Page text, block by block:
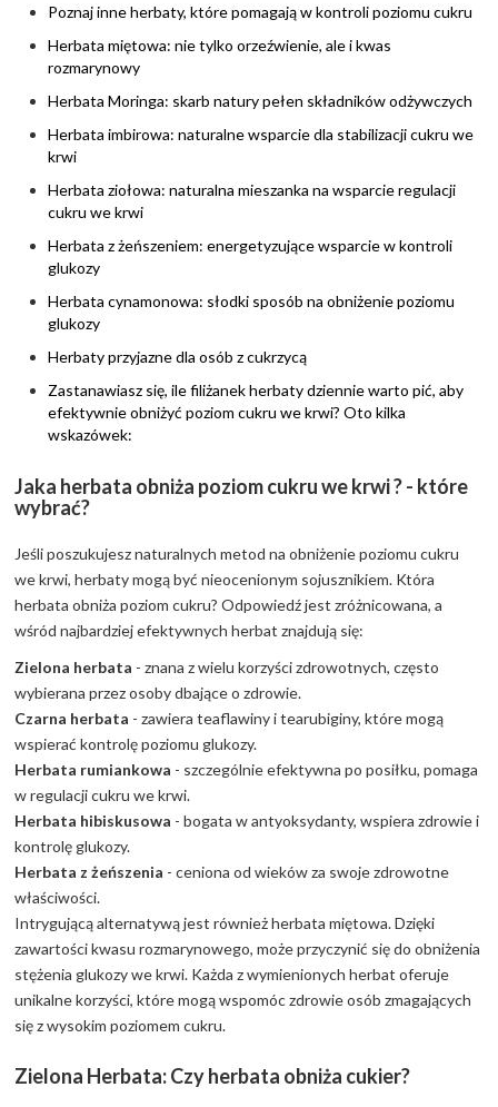
Poznaj inne herbaty, które pomagają w kontroli poziomu cukru
Herbata miętowa: nie tylko orzeźwienie, ale i kwas
rozmarynowy
Herbata Moringa: skarb natury pełen składników odżywczych
Herbata imbirowa: naturalne wsparcie dla stabilizacji cukru we
krwi
Herbata ziołowa: naturalna mieszanka na wsparcie regulacji
cukru we krwi
Herbata z żeńszeniem: energetyzujące wsparcie w kontroli
glukozy
Herbata cynamonowa: słodki sposób na obniżenie poziomu
glukozy
Herbaty przyjazne dla osób z cukrzycą
Zastanawiasz się, ile filiżanek herbaty dziennie warto pić, aby
efektywnie obniżyć poziom cukru we krwi? Oto kilka
wskazówek:
Jaka herbata obniża poziom cukru we krwi ? - które
wybrać?
Jeśli poszukujesz naturalnych metod na obniżenie poziomu cukru
we krwi, herbaty mogą być nieocenionym sojusznikiem. Która
herbata obniża poziom cukru? Odpowiedź jest zróżnicowana, a
wśród najbardziej efektywnych herbat znajdują się:
Zielona herbata - znana z wielu korzyści zdrowotnych, często
wybierana przez osoby dbające o zdrowie.
Czarna herbata - zawiera teaflawiny i tearubiginy, które mogą
wspierać kontrolę poziomu glukozy.
Herbata rumiankowa - szczególnie efektywna po posiłku, pomaga
w regulacji cukru we krwi.
Herbata hibiskusowa - bogata w antyoksydanty, wspiera zdrowie i
kontrolę glukozy.
Herbata z żeńszenia - ceniona od wieków za swoje zdrowotne
właściwości.
Intrygującą alternatywą jest również herbata miętowa. Dzięki
zawartości kwasu rozmarynowego, może przyczynić się do obniżenia
stężenia glukozy we krwi. Każda z wymienionych herbat oferuje
unikalne korzyści, które mogą wspomóc zdrowie osób zmagających
się z wysokim poziomem cukru.
Zielona Herbata: Czy herbata obniża cukier?